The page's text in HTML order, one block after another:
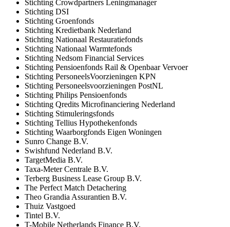
Stichting Crowdpartners Leningmanager
Stichting DSI
Stichting Groenfonds
Stichting Kredietbank Nederland
Stichting Nationaal Restauratiefonds
Stichting Nationaal Warmtefonds
Stichting Nedsom Financial Services
Stichting Pensioenfonds Rail & Openbaar Vervoer
Stichting PersoneelsVoorzieningen KPN
Stichting Personeelsvoorzieningen PostNL
Stichting Philips Pensioenfonds
Stichting Qredits Microfinanciering Nederland
Stichting Stimuleringsfonds
Stichting Tellius Hypothekenfonds
Stichting Waarborgfonds Eigen Woningen
Sunro Change B.V.
Swishfund Nederland B.V.
TargetMedia B.V.
Taxa-Meter Centrale B.V.
Terberg Business Lease Group B.V.
The Perfect Match Detachering
Theo Grandia Assurantien B.V.
Thuiz Vastgoed
Tintel B.V.
T-Mobile Netherlands Finance B.V.